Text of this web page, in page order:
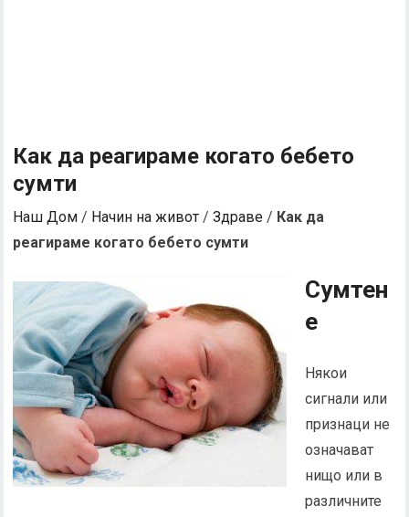
Как да реагираме когато бебето
сумти
Наш Дом / Начин на живот /Здраве / Как да
реагираме когато бебето сумти
Сумтен
е
Някои
сигнали или
признаци не
означават
нищо или в
различните